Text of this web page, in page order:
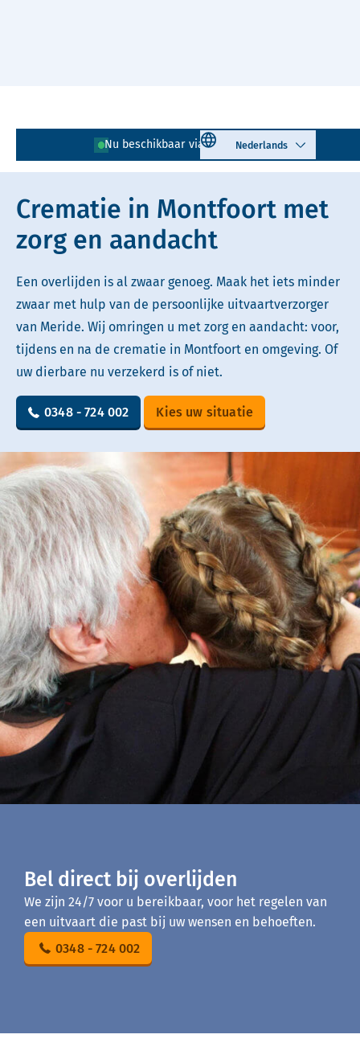
Nu beschikbaar via 0348 - 724 002
Select language
Lees voor Uitleg woorden
Simpele tekst
Crematie in Montfoort met
zorg en aandacht
Een overlijden is al zwaar genoeg. Maak het iets minder
zwaar met hulp van de persoonlijke uitvaartverzorger
van Meride. Wij omringen u met zorg en aandacht: voor,
tijdens en na de crematie in Montfoort en omgeving. Of
uw dierbare nu verzekerd is of niet.
0348 - 724 002 Kies uw situatie
Bel direct bij overlijden
We zijn 24/7 voor u bereikbaar, voor het regelen van
een uitvaart die past bij uw wensen en behoeften.
0348 - 724 002